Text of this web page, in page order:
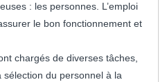
: les personnes. L’emploi
le bon fonctionnement et
chargés de diverses tâches,
du personnel à la